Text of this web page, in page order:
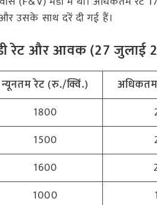
उसके साथ दरें दी गई हैं।
रेट और आवक (27 जुलाई
न्यूनतमरेट (रु./क्विं.) अधिकतम
1800
1500
1600
1000